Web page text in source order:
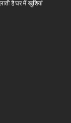
है घर में खुशियां